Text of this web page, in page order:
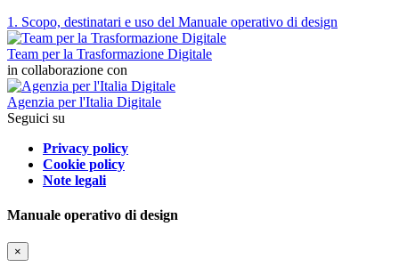
1. Scopo, destinatari e uso del Manuale operativo di design
Team per la Trasformazione Digitale
in collaborazione con
Agenzia per l'Italia Digitale
Seguici su
Privacy policy
Cookie policy
Note legali
Manuale operativo di design
×